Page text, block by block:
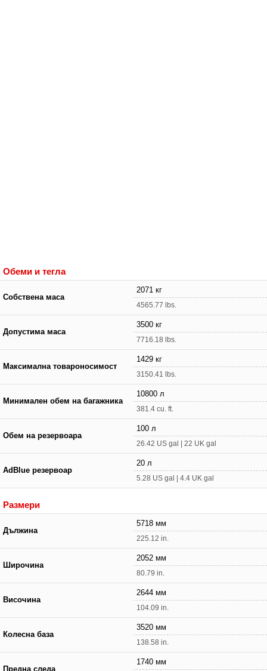
Обеми и тегла
Собствена маса
2071 кг
4565.77 lbs.
Допустима маса
3500 кг
7716.18 lbs.
Максимална товароносимост
1429 кг
3150.41 lbs.
Минимален обем на багажника
10800 л
381.4 cu. ft.
Обем на резервоара
100 л
26.42 US gal | 22 UK gal
AdBlue резервоар
20 л
5.28 US gal | 4.4 UK gal
Размери
Дължина
5718 мм
225.12 in.
Широчина
2052 мм
80.79 in.
Височина
2644 мм
104.09 in.
Колесна база
3520 мм
138.58 in.
Предна следа
1740 мм